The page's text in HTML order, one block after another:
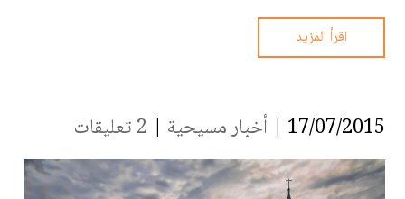
اقرأ المزيد
17/07/2015 | أخبار مسيحية | 2 تعليقات